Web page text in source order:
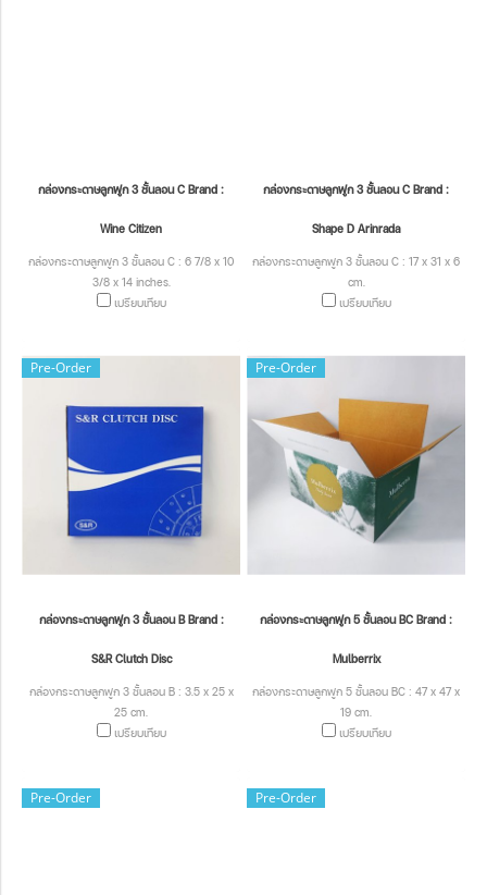
กล่องกระดาษลูกฟูก 3 ชั้นลอน C Brand :
Wine Citizen
กล่องกระดาษลูกฟูก 3 ชั้นลอน C : 6 7/8 x 10
3/8 x 14 inches.
เปรียบเทียบ
กล่องกระดาษลูกฟูก 3 ชั้นลอน C Brand :
Shape D Arinrada
กล่องกระดาษลูกฟูก 3 ชั้นลอน C : 17 x 31 x 6
cm.
เปรียบเทียบ
Pre-Order
กล่องกระดาษลูกฟูก 3 ชั้นลอน B Brand :
S&R Clutch Disc
กล่องกระดาษลูกฟูก 3 ชั้นลอน B : 3.5 x 25 x
25 cm.
เปรียบเทียบ
Pre-Order
กล่องกระดาษลูกฟูก 5 ชั้นลอน BC Brand :
Mulberrix
กล่องกระดาษลูกฟูก 5 ชั้นลอน BC : 47 x 47 x
19 cm.
เปรียบเทียบ
Pre-Order Pre-Order